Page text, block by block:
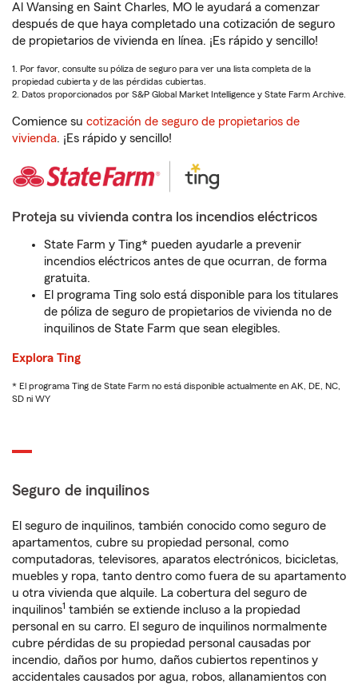
Al Wansing en Saint Charles, MO le ayudará a comenzar
después de que haya completado una cotización de seguro
de propietarios de vivienda en línea. ¡Es rápido y sencillo!
1. Por favor, consulte su póliza de seguro para ver una lista completa de la
propiedad cubierta y de las pérdidas cubiertas.
2. Datos proporcionados por S&P Global Market Intelligence y State Farm Archive.
Comience su cotización de seguro de propietarios de
vivienda. ¡Es rápido y sencillo!
Proteja su vivienda contra los incendios eléctricos
State Farm y Ting* pueden ayudarle a prevenir
incendios eléctricos antes de que ocurran, de forma
gratuita.
El programa Ting solo está disponible para los titulares
de póliza de seguro de propietarios de vivienda no de
inquilinos de State Farm que sean elegibles.
Explora Ting
* El programa Ting de State Farm no está disponible actualmente en AK, DE, NC,
SD ni WY
Seguro de inquilinos
El seguro de inquilinos, también conocido como seguro de
apartamentos, cubre su propiedad personal, como
computadoras, televisores, aparatos electrónicos, bicicletas,
muebles y ropa, tanto dentro como fuera de su apartamento
u otra vivienda que alquile. La cobertura del seguro de
inquilinos1 también se extiende incluso a la propiedad
personal en su carro. El seguro de inquilinos normalmente
cubre pérdidas de su propiedad personal causadas por
incendio, daños por humo, daños cubiertos repentinos y
accidentales causados por agua, robos, allanamientos con